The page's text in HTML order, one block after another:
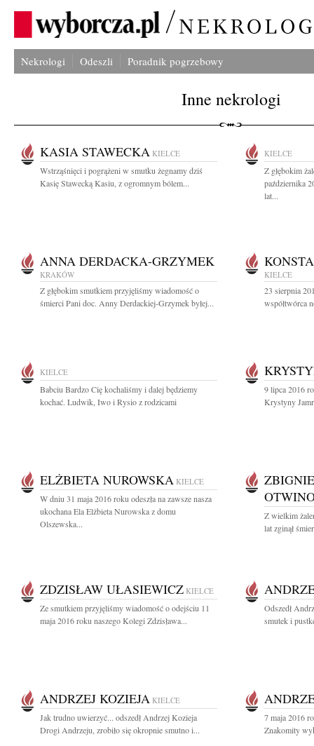
Nekrologi Odeszli Poradnik pogrzebowy
Inne nekrologi
KASIA STAWECKA KIELCE
Wstrząśnięci i pogrążeni w smutku żegnamy dziś
Kasię Stawecką Kasiu, z ogromnym bólem...
KIELCE
Z głębokim
października
lat...
ANNA DERDACKA-GRZYMEK
KRAKÓW
Z głębokim smutkiem przyjęliśmy wiadomość o
śmierci Pani doc. Anny Derdackiej-Grzymek byłej...
KIELCE
23 sierpnia
współtwórca
KIELCE
Babciu Bardzo Cię kochaliśmy i dalej będziemy
kochać. Ludwik, Iwo i Rysio z rodzicami
9 lipca 2016
Krystyny
ELŻBIETA NUROWSKA KIELCE
W dniu 31 maja 2016 roku odeszła na zawsze nasza
ukochana Ela Elżbieta Nurowska z domu
Olszewska...
Z wielkim
lat zginął
ZDZISŁAW UŁASIEWICZ KIELCE
Ze smutkiem przyjęliśmy wiadomość o odejściu 11
maja 2016 roku naszego Kolegi Zdzisława...
Odszedł
smutek i
ANDRZEJ KOZIEJA KIELCE
Jak trudno uwierzyć... odszedł Andrzej Kozieja
Drogi Andrzeju, zrobiło się okropnie smutno i...
7 maja 2016
Znakomity